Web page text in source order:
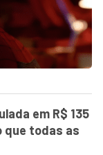
em R$ 135
que todas as